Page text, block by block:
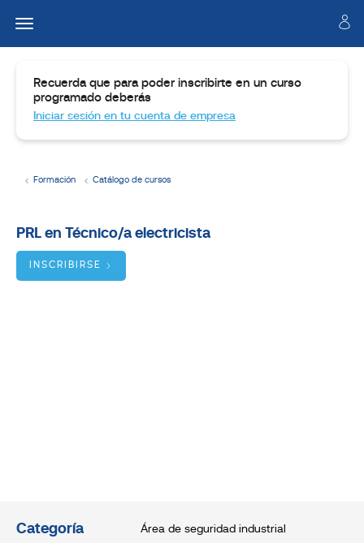
Formación Catálogo de cursos
Dirigido
Recuerda que para poder inscribirte en un curso
programado deberás
Iniciar sesión en tu cuenta de empresa
PRL en Técnico/a electricista
INSCRIBIRSE
Categoría Área de seguridad industrial